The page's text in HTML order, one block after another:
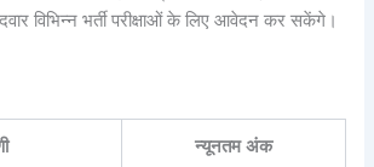
विभिन्न भर्ती परीक्षाओं के लिए आवेदन कर सकेंगे।
न्यूनतम अंक